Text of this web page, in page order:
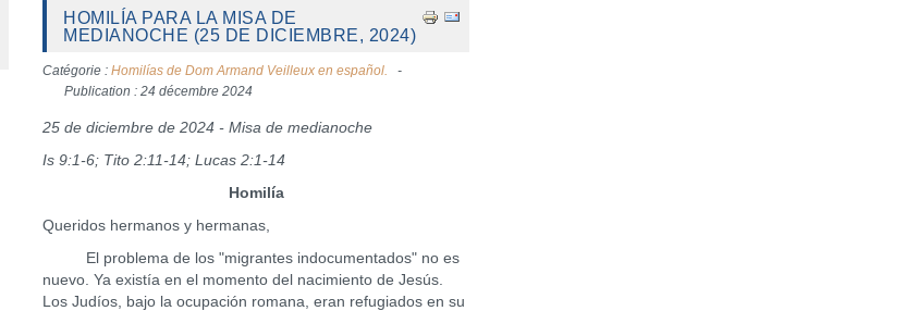
HOMILÍA PARA LA MISA DE
MEDIANOCHE (25 DE DICIEMBRE, 2024)
Catégorie :Homilías de Dom Armand Veilleux en español.
Publication : 24 décembre 2024
25 de diciembre de 2024 - Misa de medianoche
Is 9:1-6; Tito 2:11-14; Lucas 2:1-14
Homilía
Queridos hermanos y hermanas,
El problema de los "migrantes indocumentados" no es
nuevo. Ya existía en el momento del nacimiento de Jesús.
Los Judíos, bajo la ocupación romana, eran refugiados en su